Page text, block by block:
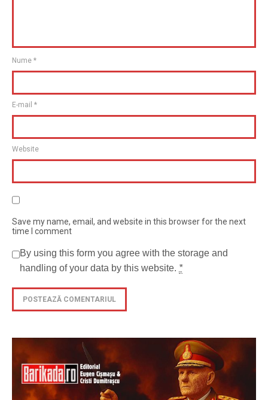
Nume *
E-mail *
Website
Save my name, email, and website in this browser for the next
time I comment
By using this form you agree with the storage and
handling of your data by this website. *